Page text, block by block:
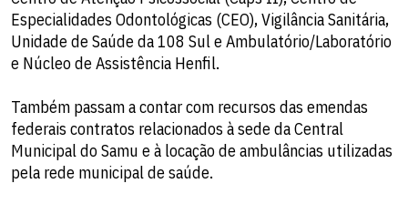
Especialidades Odontológicas (CEO), Vigilância Sanitária,
Unidade de Saúde da 108 Sul e Ambulatório/Laboratório
e Núcleo de Assistência Henfil.
Também passam a contar com recursos das emendas
federais contratos relacionados à sede da Central
Municipal do Samu e à locação de ambulâncias utilizadas
pela rede municipal de saúde.